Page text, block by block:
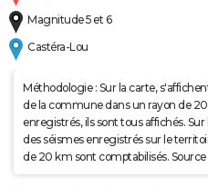
Magnitude 5 et 6
Castéra-Lou
Méthodologie : Sur la carte,
de la commune dans un rayon de
enregistrés, ils sont tous affichés.
des séismes enregistrés sur le
de 20 km sont comptabilisés. Source